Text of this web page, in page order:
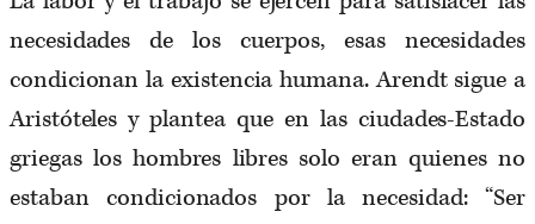
necesidades de los cuerpos, esas necesidades
condicionan la existencia humana. Arendt sigue a
Aristóteles y plantea que en las ciudades-Estado
griegas los hombres libres solo eran quienes no
estaban condicionados por la necesidad: “Ser